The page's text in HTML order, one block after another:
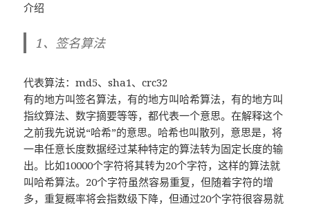
介绍
1、签名算法
代表算法：md5、sha1、crc32
有的地方叫签名算法，有的地方叫哈希算法，有的地方叫
指纹算法、数字摘要等等，都代表一个意思。在解释这个
之前我先说说“哈希”的意思。哈希也叫散列，意思是，将
一串任意长度数据经过某种特定的算法转为固定长度的输
出。比如10000个字符将其转为20个字符，这样的算法就
叫哈希算法。20个字符虽然容易重复，但随着字符的增
多，重复概率将会指数级下降，但通过20个字符很容易就